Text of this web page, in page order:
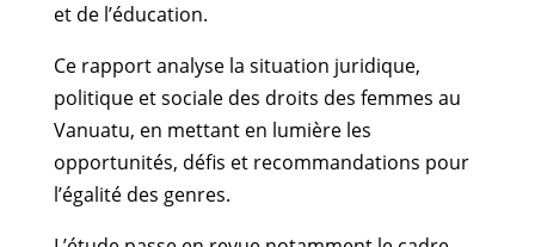
et de l’éducation.
Ce rapport analyse la situation juridique,
politique et sociale des droits des femmes au
Vanuatu, en mettant en lumière les
opportunités, défis et recommandations pour
l’égalité des genres.